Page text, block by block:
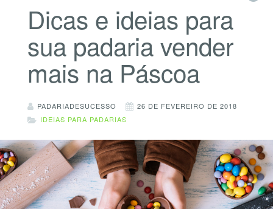
Dicas e ideias para
sua padaria vender
mais na Páscoa
PADARIADESUCESSO
26 DE FEVEREIRO DE 2018
IDEIAS PARA PADARIAS